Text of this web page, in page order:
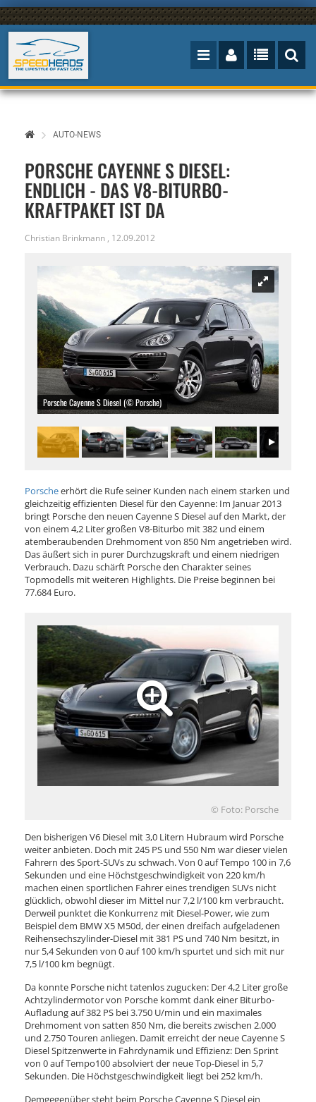
AUTO-NEWS
PORSCHE CAYENNE S DIESEL:
ENDLICH - DAS V8-BITURBO-
KRAFTPAKET IST DA
Christian Brinkmann , 12.09.2012
Porsche Cayenne S Diesel (© Porsche)
Porscheerhört die Rufe seiner Kunden nach einem starken und
gleichzeitig effizienten Diesel für den Cayenne: Im Januar 2013
bringt Porsche den neuen Cayenne S Diesel auf den Markt, der
von einem 4,2 Liter großen V8-Biturbo mit 382 und einem
atemberaubenden Drehmoment von 850 Nm angetrieben wird.
Das äußert sich in purer Durchzugskraft und einem niedrigen
Verbrauch. Dazu schärft Porsche den Charakter seines
Topmodells mit weiteren Highlights. Die Preise beginnen bei
77.684 Euro.
© Foto: Porsche
Den bisherigen V6 Diesel mit 3,0 Litern Hubraum wird Porsche
weiter anbieten. Doch mit 245 PS und 550 Nm war dieser vielen
Fahrern des Sport-SUVs zu schwach. Von 0 auf Tempo 100 in 7,6
Sekunden und eine Höchstgeschwindigkeit von 220 km/h
machen einen sportlichen Fahrer eines trendigen SUVs nicht
glücklich, obwohl dieser im Mittel nur 7,2 l/100 km verbraucht.
Derweil punktet die Konkurrenz mit Diesel-Power, wie zum
Beispiel dem BMW X5 M50d, der einen dreifach aufgeladenen
Reihensechszylinder-Diesel mit 381 PS und 740 Nm besitzt, in
nur 5,4 Sekunden von 0 auf 100 km/h spurtet und sich mit nur
7,5 l/100 km begnügt.
Da konnte Porsche nicht tatenlos zugucken: Der 4,2 Liter große
Achtzylindermotor von Porsche kommt dank einer Biturbo-
Aufladung auf 382 PS bei 3.750 U/min und ein maximales
Drehmoment von satten 850 Nm, die bereits zwischen 2.000
und 2.750 Touren anliegen. Damit erreicht der neue Cayenne S
Diesel Spitzenwerte in Fahrdynamik und Effizienz: Den Sprint
von 0 auf Tempo100 absolviert der neue Top-Diesel in 5,7
Sekunden. Die Höchstgeschwindigkeit liegt bei 252 km/h.
Demgegenüber steht beim Porsche Cayenne S Diesel ein